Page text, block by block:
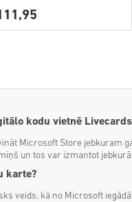
kodu vietnē
Microsoft Store jebkuram
un tos var izmantot
karte?
veids, kā no Microsoft